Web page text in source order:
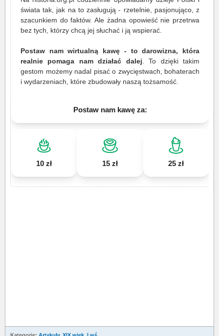
świata tak, jak na to zasługują - rzetelnie, pasjonująco, z
szacunkiem do faktów. Ale żadna opowieść nie przetrwa
bez tych, którzy chcą jej słuchać i ją wspierać.
Postaw nam wirtualną kawę - to darowizna, która
realnie pomaga nam działać dalej. To dzięki takim
gestom możemy nadal pisać o zwycięstwach, bohaterach
i wydarzeniach, które zbudowały naszą tożsamość.
Postaw nam kawę za:
10 zł 15 zł 25 zł